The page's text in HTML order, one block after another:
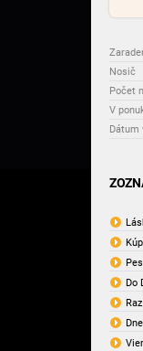
Nosič
Počet
V
Dátum
Do